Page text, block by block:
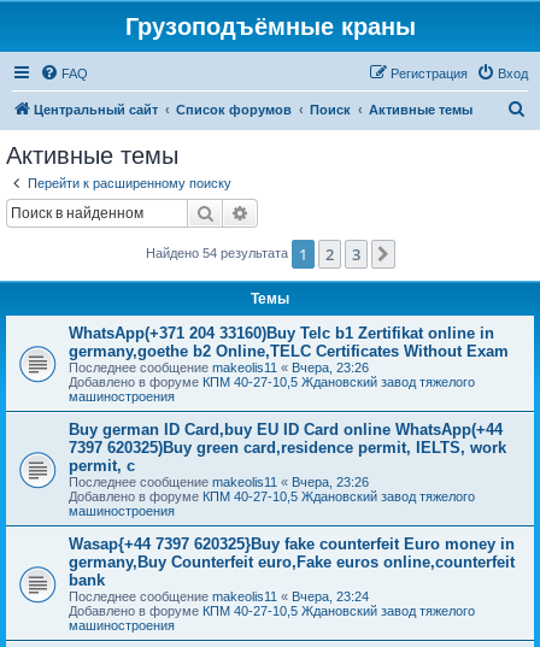
Грузоподъёмные краны
FAQ Вход
Регистрация
Центральный сайт Список форумов Поиск Активные темы
Активные темы
Перейти к расширенному поиску
Поиск
Найдено 54 результата 1 2 3
Темы
WhatsApp(+371 204 33160)Buy Telc b1 Zertifikat online in
germany,goethe b2 Online,TELC Certificates Without Exam
Последнее сообщение makeolis11 « Вчера, 23:26
Добавлено в форуме КПМ 40-27-10,5 Ждановский завод тяжелого
машиностроения
Buy german ID Card,buy EU ID Card online WhatsApp(+44
7397 620325)Buy green card,residence permit, IELTS, work
permit, c
Последнее сообщение makeolis11 « Вчера, 23:26
Добавлено в форуме КПМ 40-27-10,5 Ждановский завод тяжелого
машиностроения
Wasap{+44 7397 620325}Buy fake counterfeit Euro money in
germany,Buy Counterfeit euro,Fake euros online,counterfeit
bank
Последнее сообщение makeolis11 « Вчера, 23:24
Добавлено в форуме КПМ 40-27-10,5 Ждановский завод тяжелого
машиностроения